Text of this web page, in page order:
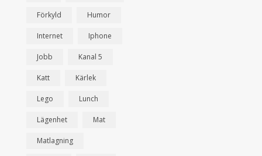
Förkyld Humor
Internet Iphone
Jobb Kanal 5
Katt Kärlek
Lego Lunch
Lägenhet Mat
Matlagning